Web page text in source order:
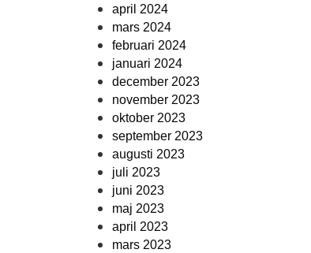
april 2024
mars 2024
februari 2024
januari 2024
december 2023
november 2023
oktober 2023
september 2023
augusti 2023
juli 2023
juni 2023
maj 2023
april 2023
mars 2023